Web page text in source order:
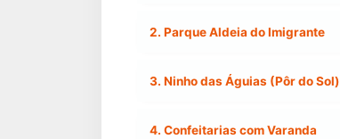
2. Parque Aldeia do Imigrante
3. Ninho das Águias (Pôr do Sol)
4. Confeitarias com Varanda